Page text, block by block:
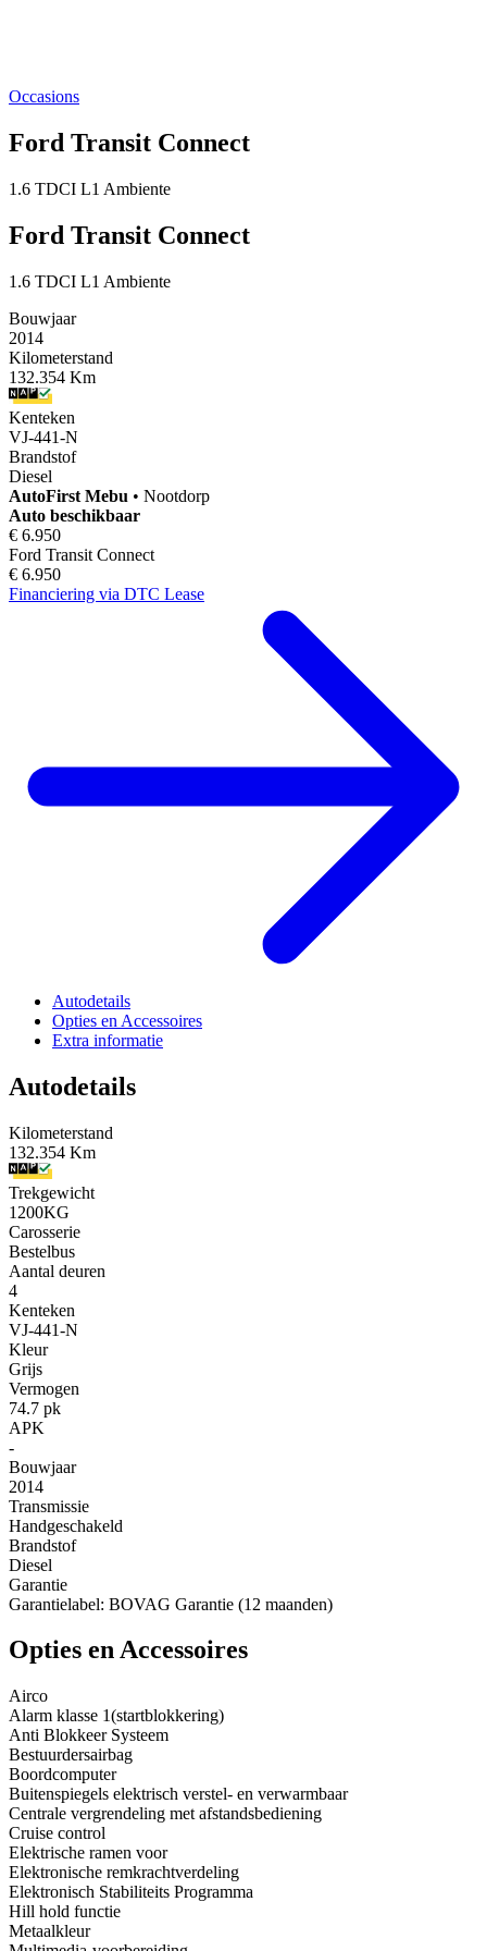
Occasions
Ford Transit Connect
1.6 TDCI L1 Ambiente
Ford Transit Connect
1.6 TDCI L1 Ambiente
Bouwjaar
2014
Kilometerstand
132.354 Km
Kenteken
VJ-441-N
Brandstof
Diesel
AutoFirst Mebu • Nootdorp
Auto beschikbaar
€ 6.950
Ford Transit Connect
€ 6.950
Financiering via DTC Lease
Autodetails
Opties en Accessoires
Extra informatie
Autodetails
Kilometerstand
132.354 Km
Trekgewicht
1200KG
Carosserie
Bestelbus
Aantal deuren
4
Kenteken
VJ-441-N
Kleur
Grijs
Vermogen
74.7 pk
APK
-
Bouwjaar
2014
Transmissie
Handgeschakeld
Brandstof
Diesel
Garantie
Garantielabel: BOVAG Garantie (12 maanden)
Opties en Accessoires
Airco
Alarm klasse 1(startblokkering)
Anti Blokkeer Systeem
Bestuurdersairbag
Boordcomputer
Buitenspiegels elektrisch verstel- en verwarmbaar
Centrale vergrendeling met afstandsbediening
Cruise control
Elektrische ramen voor
Elektronische remkrachtverdeling
Elektronisch Stabiliteits Programma
Hill hold functie
Metaalkleur